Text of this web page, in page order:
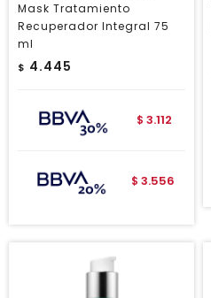
Mask Tratamiento
Recuperador Integral 75
ml
$ 4.445
$ 3.112
$ 3.556